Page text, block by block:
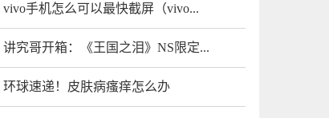
vivo手机怎么可以最快截屏（vivo...
讲究哥开箱：《王国之泪》NS限定...
环球速递！皮肤病瘙痒怎么办